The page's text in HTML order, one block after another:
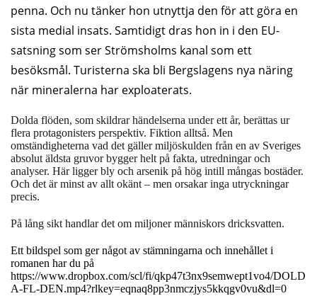
penna. Och nu tänker hon utnyttja den för att göra en
sista medial insats. Samtidigt dras hon in i den EU-
satsning som ser Strömsholms kanal som ett
besöksmål. Turisterna ska bli Bergslagens nya näring
när mineralerna har exploaterats.
Dolda flöden, som skildrar händelserna under ett år, berättas ur
flera protagonisters perspektiv. Fiktion alltså. Men
omständigheterna vad det gäller miljöskulden från en av Sveriges
absolut äldsta gruvor bygger helt på fakta, utredningar och
analyser. Här ligger bly och arsenik på hög intill mångas bostäder.
Och det är minst av allt okänt – men orsakar inga utryckningar
precis.
På lång sikt handlar det om miljoner människors dricksvatten.
Ett bildspel som ger något av stämningarna och innehållet i
romanen har du på
https://www.dropbox.com/scl/fi/qkp47t3nx9semwept1vo4/DOLD
A-FL-DEN.mp4?rlkey=eqnaq8pp3nmczjys5kkqgv0vu&dl=0